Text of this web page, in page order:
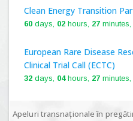
Clean Energy Transition
60 days, 02 hours, 27 minutes,
European Rare Disease
Clinical Trial Call (ECTC)
32 days, 04hours, 27 minutes,
Apeluri transnaționale în